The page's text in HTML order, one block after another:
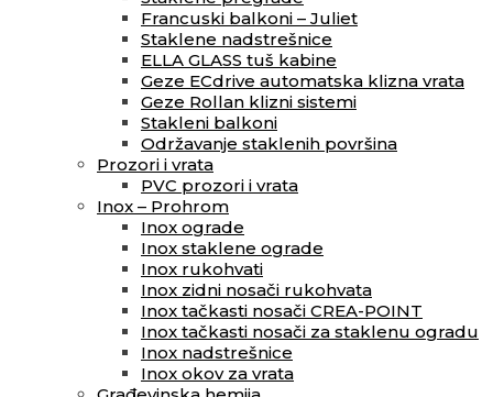
Francuski balkoni – Juliet
Staklene nadstrešnice
ELLA GLASS tuš kabine
Geze ECdrive automatska klizna vrata
Geze Rollan klizni sistemi
Stakleni balkoni
Održavanje staklenih površina
Prozori i vrata
PVC prozori i vrata
Inox – Prohrom
Inox ograde
Inox staklene ograde
Inox rukohvati
Inox zidni nosači rukohvata
Inox tačkasti nosači CREA-POINT
Inox tačkasti nosači za staklenu ogradu
Inox nadstrešnice
Inox okov za vrata